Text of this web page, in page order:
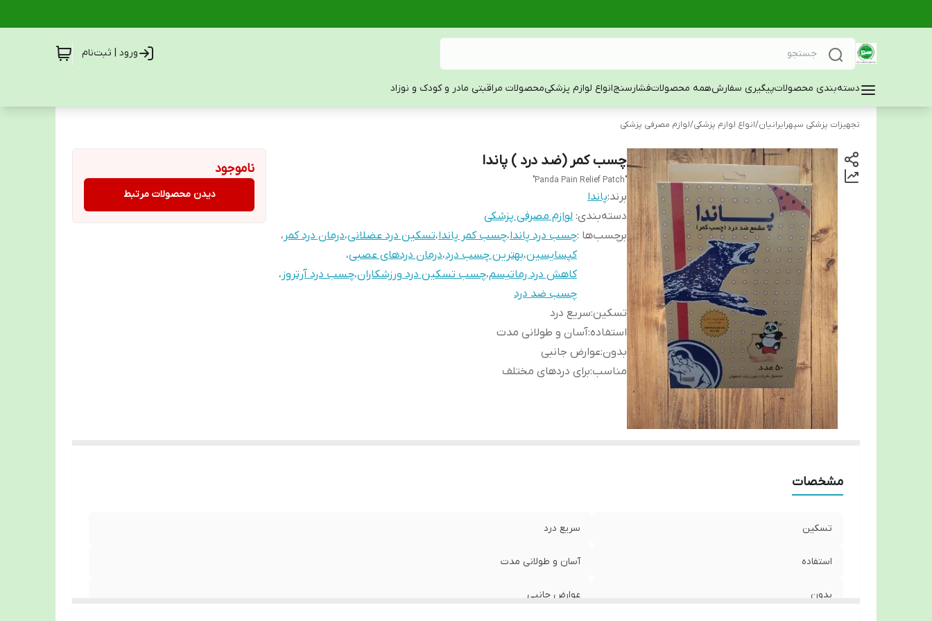
ورود | ثبت‌نام
دسته‌بندی محصولاتپیگیری سفارشهمه محصولاتفشارسنجانواع لوازم پزشکیمحصولات مراقبتی مادر و کودک و نوزاد
تجهیزات پزشکی سپهرایرانیان/انواع لوازم پزشکی/لوازم مصرفی پزشکی
چسب کمر (ضد درد ) پاندا
"Panda Pain Relief Patch"
برند:پاندا
دسته‌بندی: لوازم مصرفی پزشکی
برچسب‌ها :چسب درد پاندا،چسب کمر پاندا،تسکین درد عضلانی،درمان درد کمر ،
کپسایسین،بهترین چسب درد،درمان دردهای عصبی،
کاهش درد رماتیسم،چسب تسکین درد ورزشکاران،چسب درد آرتروز ،
چسب ضد درد
تسکین:سریع درد
استفاده:آسان و طولانی مدت
بدون:عوارض جانبی
مناسب:برای دردهای مختلف
ناموجود
دیدن محصولات مرتبط
مشخصات
تسکین سریع درد
استفاده آسان و طولانی مدت
بدون عوارض جانبی